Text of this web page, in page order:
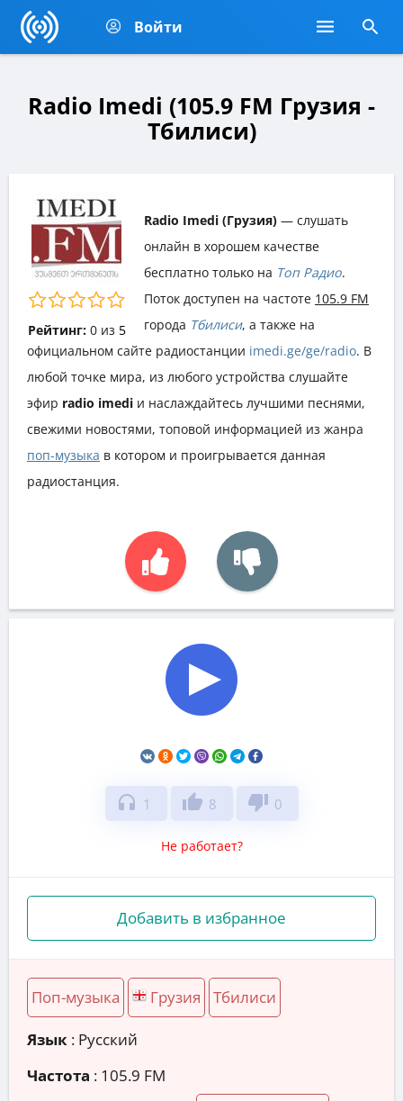
Войти
Radio Imedi (105.9 FM Грузия -
Тбилиси)
Рейтинг: 0из 5
Radio Imedi (Грузия) — слушать
онлайн в хорошем качестве
бесплатно только на Топ Радио.
Поток доступен на частоте 105.9 FM
города Тбилиси, а также на
официальном сайте радиостанции imedi.ge/ge/radio. В
любой точке мира, из любого устройства слушайте
эфир radio imedi и наслаждайтесь лучшими песнями,
свежими новостями, топовой информацией из жанра
поп-музыка в котором и проигрывается данная
радиостанция.
headphones 1 thumb_up 8 thumb_down 0
Не работает?
Добавить в избранное
Поп-музыка Грузия Тбилиси
Язык : Русский
Частота : 105.9 FM